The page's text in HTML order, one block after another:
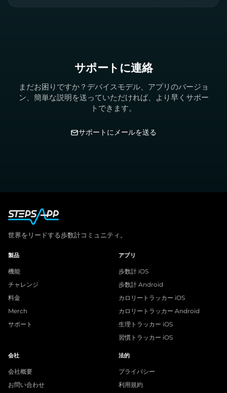
サポートに連絡
まだお困りですか？デバイスモデル、アプリのバージョ
ン、簡単な説明を送っていただければ、より早くサポー
トできます。
サポートにメールを送る
世界をリードする歩数計コミュニティ。
製品
機能
チャレンジ
料金
Merch
サポート
アプリ
歩数計 iOS
歩数計 Android
カロリートラッカー iOS
カロリートラッカー Android
生理トラッカー iOS
習慣トラッカー iOS
会社
会社概要
お問い合わせ
法的
プライバシー
利用規約